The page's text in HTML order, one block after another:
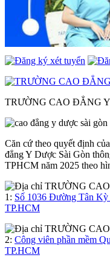
TRƯỜNG CAO ĐẲNG
Căn cứ theo quyết định
đẳng Y Dược Sài Gòn
TPHCM năm 2025 theo
1: Số 1036 Đường Tân
TP.HCM
2: Công viên phần mềm
TP.HCM